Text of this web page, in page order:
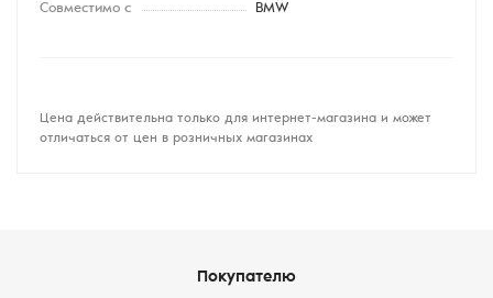
Совместимо с BMW
Цена действительна только для интернет-магазина и может
отличаться от цен в розничных магазинах
Покупателю